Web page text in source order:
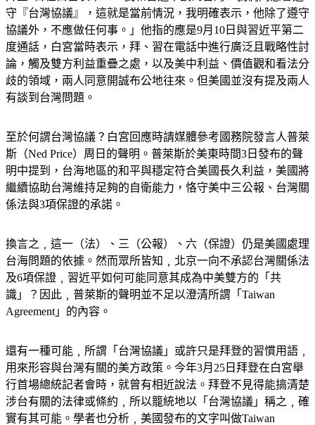
守『台灣協議』，這就是當前情況，我明確表示，他除了遵守
協議外，不應做任何事。」他指的應是9月10日與習近平第二
度通話，白宮當時表示，拜、習在電話中進行廣泛且戰略性討
論，觸及雙方利益重疊之處，以及美中利益、價值觀和看法分
歧的領域，兩人同意開誠布公地往來。但美國並沒有提及兩人
有談到台灣問題。
至於何謂台灣協議？白宮回應時請媒體參考國務院發言人普萊
斯（Ned Price）周日的聲明。普萊斯於美東時間3日發布的聲
明中提到，台海地區的和平與穩定符合美國長久利益，美國將
繼續協助台灣維持足夠的自衛能力，恪守美中三公報、台灣關
係法與3項保證的承諾。
換言之﹐這一（法）、三（公報）、六（保證）仍是美國處理
台海問題的依據。然而眾所皆知﹐北京一向不承認台灣關係法
及6項保證﹐習近平如何可能同意其成為中美雙方的「共
識」？因此﹐普萊斯的聲明並不足以澄清所謂「Taiwan
Agreement」的內容。
還有一種可能﹐所謂「台灣協議」或許只是拜登的習慣用語﹐
用來形容與台灣有關的美方政策。今年3月25日拜登在白宮舉
行首場總統記者會時，就曾有相近說法。拜登不見得能搞清楚
涉台有關的法律或條約﹐所以籠統地以「台灣協議」稱之﹐確
實有其可能。學者也分析﹐美國發布的文字叫做Taiwan